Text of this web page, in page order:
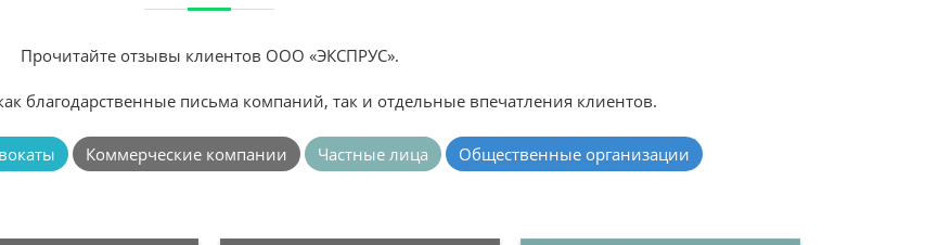
Прочитайте отзывы клиентов ООО «ЭКСПРУС».
благодарственные письма компаний, так и отдельные впечатления клиентов.
Коммерческие компании Частные лица Общественные организации